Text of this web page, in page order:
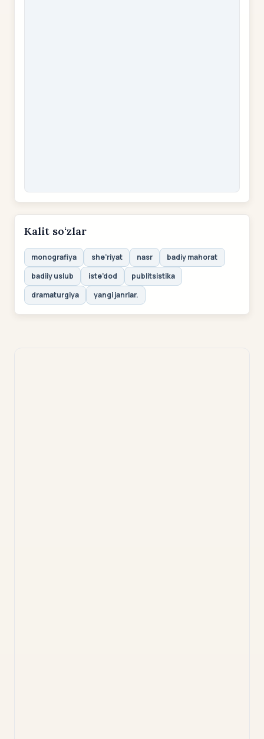
Kalit so‘zlar
monografiya she’riyat nasr
badiy mahorat
badiiy uslub
iste’dod
publitsistika
dramaturgiya
yangi janrlar.